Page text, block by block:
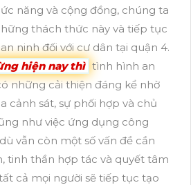
năng và cộng đồng, chúng ta
thách thức này và tiếp tục
ninh đối với cư dân tại quận 4.
hiện nay thì tình hình an
những cải thiện đáng kể nhờ
cảnh sát, sự phối hợp và chủ
như việc ứng dụng công
vẫn còn một số vấn đề cần
tinh thần hợp tác và quyết tâm
cả mọi người sẽ tiếp tục tạo